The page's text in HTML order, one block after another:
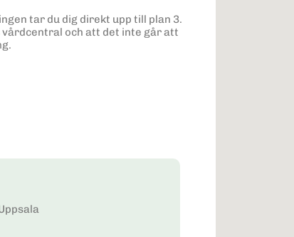
tar du dig direkt upp till plan 3.
och att det inte går att